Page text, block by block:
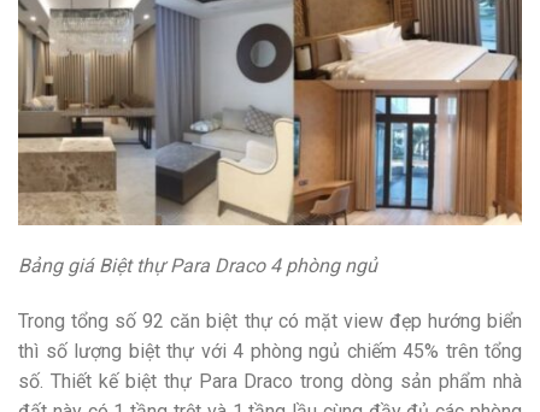
Bảng giá Biệt thự Para Draco 4 phòng ngủ
Trong tổng số 92 căn biệt thự có mặt view đẹp hướng biển
thì số lượng biệt thự với 4 phòng ngủ chiếm 45% trên tổng
số. Thiết kế biệt thự Para Draco trong dòng sản phẩm nhà